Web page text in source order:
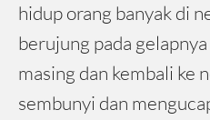
hidup orang banyak di
berujung pada
masing dan kembali ke
sembunyi dan